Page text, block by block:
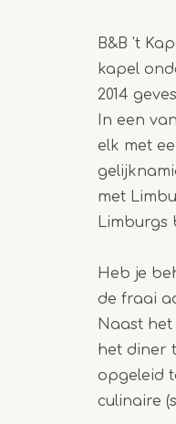
B&B 't
kapel
2014
In een
elk met
met
Limburgs
Heb je
de fraai
Naast
het diner
opgeleid
culinaire